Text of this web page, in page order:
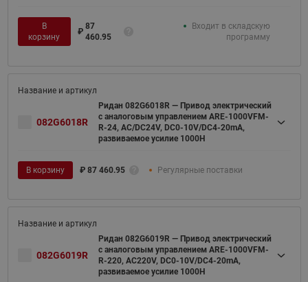
В
корзину
₽
87
460.95
Входит в складскую
программу
082G6018R
Ридан 082G6018R — Привод электрический
с аналоговым управлением ARE-1000VFM-
R-24, AC/DC24V, DC0-10V/DC4-20mA,
развиваемое усилие 1000Н
В корзину ₽ 87 460.95 Регулярные поставки
082G6019R
Ридан 082G6019R — Привод электрический
с аналоговым управлением ARE-1000VFM-
R-220, AC220V, DC0-10V/DC4-20mA,
развиваемое усилие 1000Н